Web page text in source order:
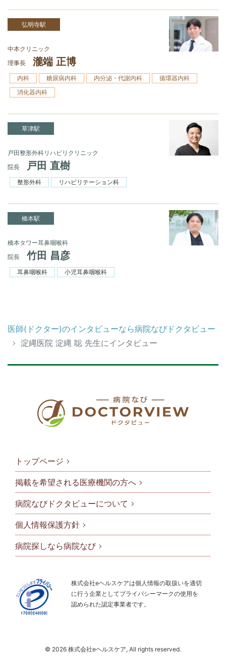
弘明寺駅
中本クリニック
理事長
瀧端 正博
内科 糖尿病内科 内分泌・代謝内科
循環器内科
消化器内科
草津駅
戸田整形外科リハビリクリニック
院長
戸田 直樹
整形外科 リハビリテーション科
橋本駅
橋本タワー耳鼻咽喉科
院長
竹田 昌彦
耳鼻咽喉科 小児耳鼻咽喉科
医師(ドクター)のインタビューなら病院なびドクタビュー
淀縄医院 淀縄 聡 先生にインタビュー
フッタメニ
トップページ
掲載を希望される医療機関の方へ
病院なびドクタビューについて
個人情報保護方針
病院探しなら病院なび
株式会社eヘルスケアは個人情報の取扱いを適切
に行う企業としてプライバシーマークの使用を
認められた認定事業者です。
© 2026 株式会社eヘルスケア, All rights reserved.